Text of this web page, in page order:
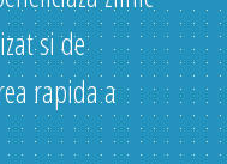
si de
rapida a